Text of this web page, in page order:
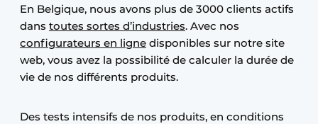
En Belgique, nous avons plus de 3000 clients actifs
dans toutes sortes d’industries. Avec nos
configurateurs en ligne disponibles sur notre site
web, vous avez la possibilité de calculer la durée de
vie de nos différents produits.
Des tests intensifs de nos produits, en conditions